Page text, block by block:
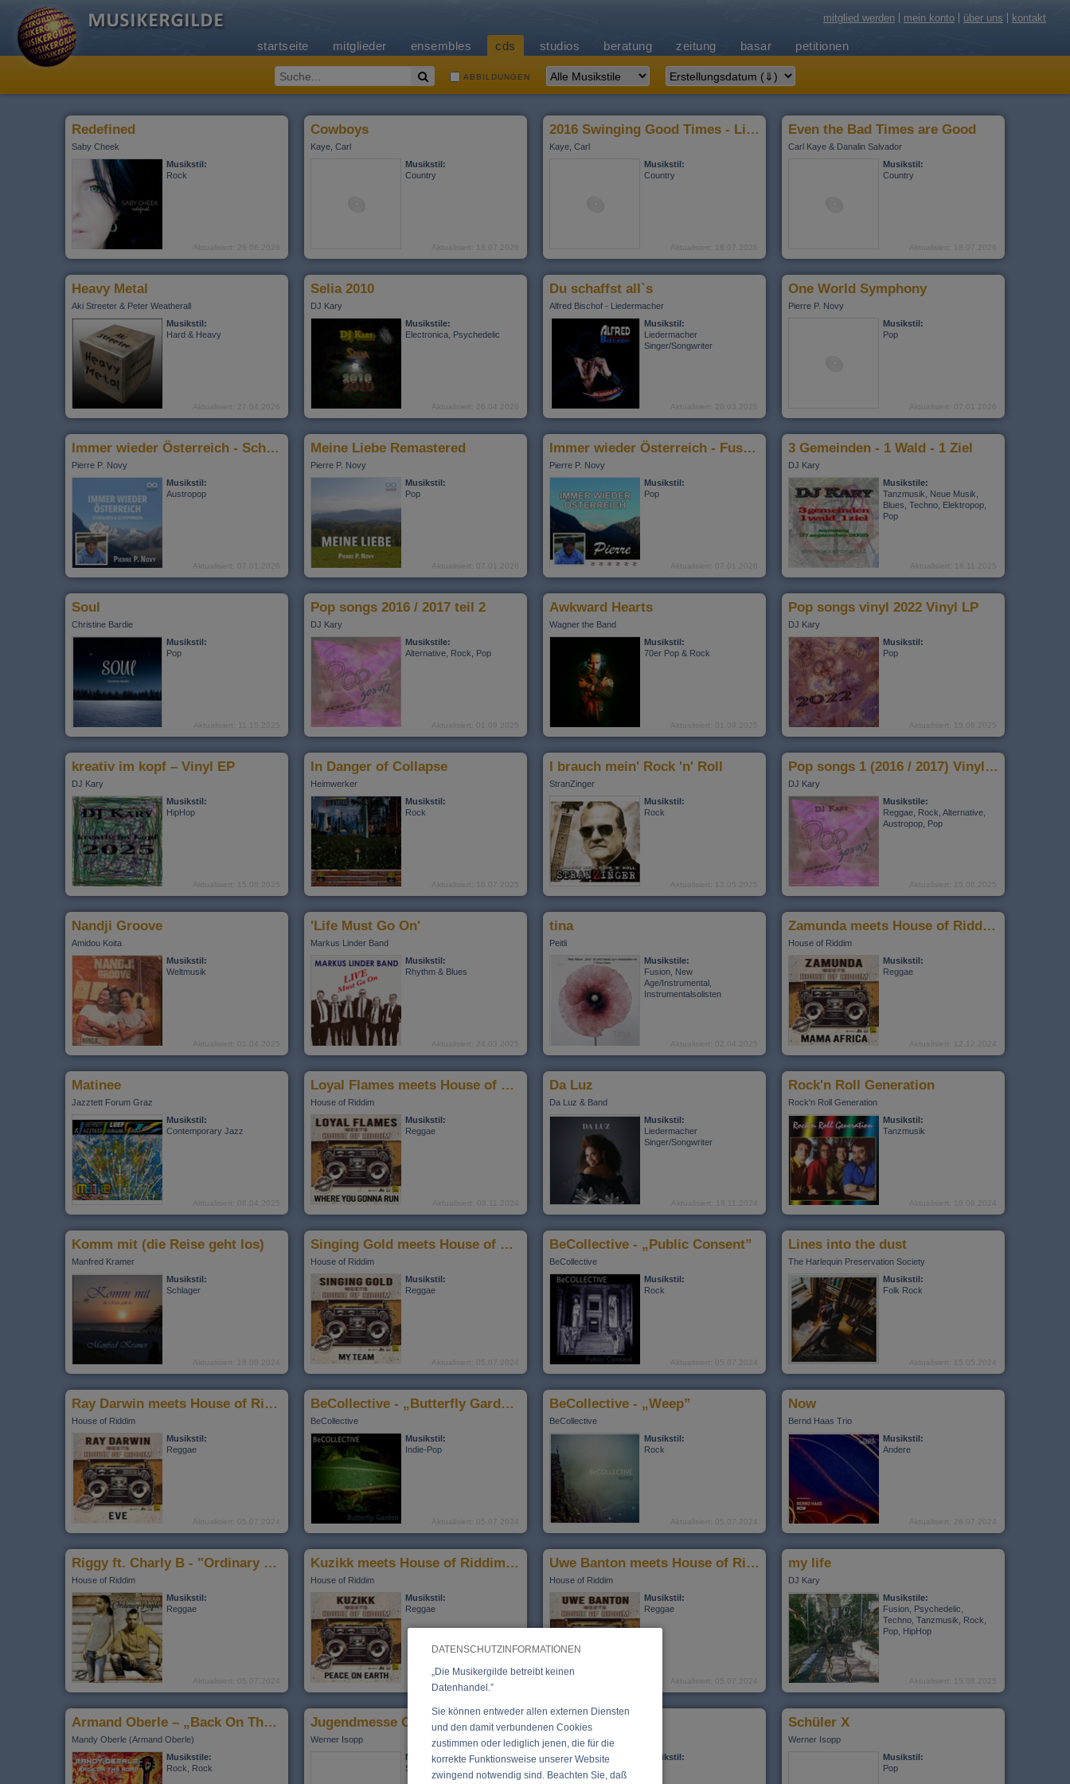
DATENSCHUTZINFORMATIONEN
„Die Musikergilde betreibt keinen
Datenhandel.”
Sie können entweder allen externen Diensten
und den damit verbundenen Cookies
zustimmen oder lediglich jenen, die für die
korrekte Funktionsweise unserer Website
zwingend notwendig sind. Beachten Sie, daß
mitglied werden mein konto über uns kontakt
startseite mitglieder ensembles cds studios beratung zeitung basar petitionen
ABBILDUNGEN
Redefined
Saby Cheek
Musikstil:
Rock
Aktualisiert: 26.06.2026
Cowboys
Kaye, Carl
Musikstil:
Country
Aktualisiert: 18.07.2026
2016 Swinging Good Times - Live unpluged
Kaye, Carl
Musikstil:
Country
Aktualisiert: 18.07.2026
Even the Bad Times are Good
Carl Kaye & Danalin Salvador
Musikstil:
Country
Aktualisiert: 18.07.2026
Heavy Metal
Aki Streeter & Peter Weatherall
Musikstil:
Hard & Heavy
Aktualisiert: 27.04.2026
Selia 2010
DJ Kary
Musikstile:
Electronica, Psychedelic
Aktualisiert: 26.04.2026
Du schaffst all`s
Alfred Bischof - Liedermacher
Musikstil:
Liedermacher
Singer/Songwriter
Aktualisiert: 20.03.2026
One World Symphony
Pierre P. Novy
Musikstil:
Pop
Aktualisiert: 07.01.2026
Immer wieder Österreich - Schifahr'n und Schispringen
Pierre P. Novy
Musikstil:
Austropop
Aktualisiert: 07.01.2026
Meine Liebe Remastered
Pierre P. Novy
Musikstil:
Pop
Aktualisiert: 07.01.2026
Immer wieder Österreich - Fussball
Pierre P. Novy
Musikstil:
Pop
Aktualisiert: 07.01.2026
3 Gemeinden - 1 Wald - 1 Ziel
DJ Kary
Musikstile:
Tanzmusik, Neue Musik,
Blues, Techno, Elektropop,
Pop
Aktualisiert: 16.11.2025
Soul
Christine Bardie
Musikstil:
Pop
Aktualisiert: 11.10.2025
Pop songs 2016 / 2017 teil 2
DJ Kary
Musikstile:
Alternative, Rock, Pop
Aktualisiert: 01.09.2025
Awkward Hearts
Wagner the Band
Musikstil:
70er Pop & Rock
Aktualisiert: 01.09.2025
Pop songs vinyl 2022 Vinyl LP
DJ Kary
Musikstil:
Pop
Aktualisiert: 15.08.2025
kreativ im kopf – Vinyl EP
DJ Kary
Musikstil:
HipHop
Aktualisiert: 15.08.2025
In Danger of Collapse
Heimwerker
Musikstil:
Rock
Aktualisiert: 16.07.2025
I brauch mein' Rock 'n' Roll
StranZinger
Musikstil:
Rock
Aktualisiert: 13.05.2025
Pop songs 1 (2016 / 2017) Vinyl LP
DJ Kary
Musikstile:
Reggae, Rock, Alternative,
Austropop, Pop
Aktualisiert: 15.08.2025
Nandji Groove
Amidou Koita
Musikstil:
Weltmusik
Aktualisiert: 01.04.2025
'Life Must Go On'
Markus Linder Band
Musikstil:
Rhythm & Blues
Aktualisiert: 24.03.2025
tina
Peitli
Musikstile:
Fusion, New
Age/Instrumental,
Instrumentalsolisten
Aktualisiert: 02.04.2025
Zamunda meets House of Riddim - "Mama Africa"
House of Riddim
Musikstil:
Reggae
Aktualisiert: 12.12.2024
Matinee
Jazztett Forum Graz
Musikstil:
Contemporary Jazz
Aktualisiert: 08.04.2025
Loyal Flames meets House of Riddim - "Where you gonna run"
House of Riddim
Musikstil:
Reggae
Aktualisiert: 08.11.2024
Da Luz
Da Luz & Band
Musikstil:
Liedermacher
Singer/Songwriter
Aktualisiert: 18.11.2024
Rock'n Roll Generation
Rock'n Roll Generation
Musikstil:
Tanzmusik
Aktualisiert: 18.09.2024
Komm mit (die Reise geht los)
Manfred Kramer
Musikstil:
Schlager
Aktualisiert: 18.09.2024
Singing Gold meets House of Riddim - "My team"
House of Riddim
Musikstil:
Reggae
Aktualisiert: 05.07.2024
BeCollective - „Public Consent”
BeCollective
Musikstil:
Rock
Aktualisiert: 05.07.2024
Lines into the dust
The Harlequin Preservation Society
Musikstil:
Folk Rock
Aktualisiert: 15.05.2024
Ray Darwin meets House of Riddim - "Eve"
House of Riddim
Musikstil:
Reggae
Aktualisiert: 05.07.2024
BeCollective - „Butterfly Garden”
BeCollective
Musikstil:
Indie-Pop
Aktualisiert: 05.07.2024
BeCollective - „Weep”
BeCollective
Musikstil:
Rock
Aktualisiert: 05.07.2024
Now
Bernd Haas Trio
Musikstil:
Andere
Aktualisiert: 26.07.2024
Riggy ft. Charly B - "Ordinary people"
House of Riddim
Musikstil:
Reggae
Aktualisiert: 05.07.2024
Kuzikk meets House of Riddim - "Peace on earth"
House of Riddim
Musikstil:
Reggae
Uwe Banton meets House of Riddim - "Vergebung"
House of Riddim
Musikstil:
Reggae
Aktualisiert: 05.07.2024
my life
DJ Kary
Musikstile:
Fusion, Psychedelic,
Techno, Tanzmusik, Rock,
Pop, HipHop
Aktualisiert: 15.08.2025
Armand Oberle – „Back On The Road”
Mandy Oberle (Armand Oberle)
Musikstile:
Rock, Rock
Jugendmesse Op. 112
Werner Isopp
Musikstil:
Sakrale Musik
Big Boss
Werner Isopp
Musikstil:
Schüler X
Werner Isopp
Musikstil:
Pop